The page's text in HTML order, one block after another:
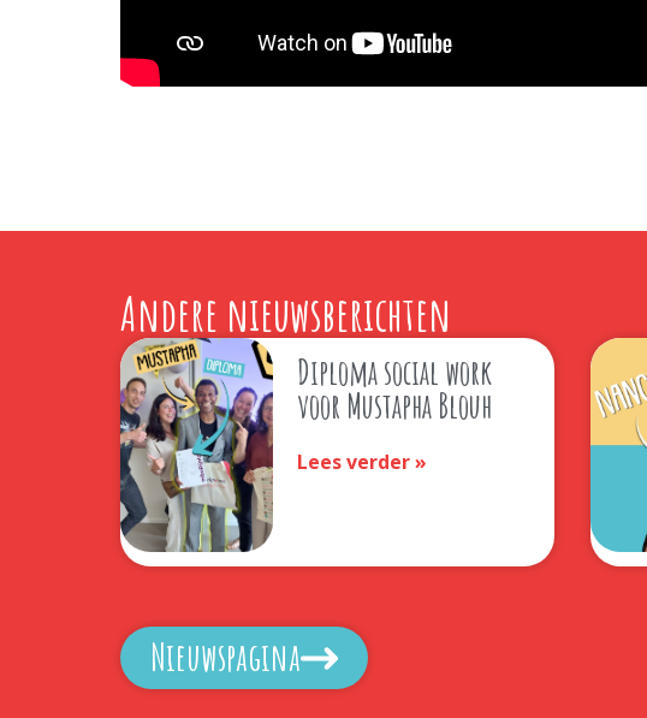
Andere nieuwsberichten
Diploma social work
voor Mustapha Blouh
Lees verder »
Nieuwspagina